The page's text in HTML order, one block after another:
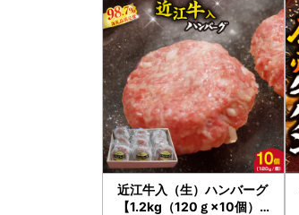
近江牛入（生）ハンバーグ
【1.2kg（120ｇ×10個）